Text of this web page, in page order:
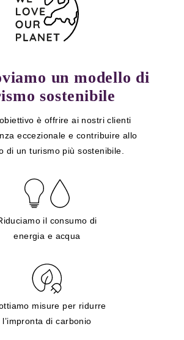
un modello di
sostenibile
è offrire ai nostri clienti
eccezionale e contribuire allo
di un turismo più sostenibile.
il consumo di
energia e acqua
misure per ridurre
l’impronta di carbonio